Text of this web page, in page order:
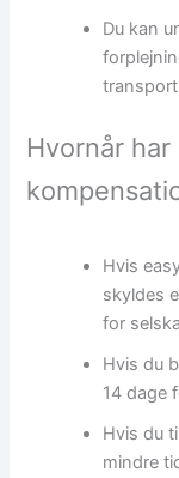
Du kan
Hvornår
Hvis
skyldes
for
Hvis du
14 dage
Hvis du
mindre